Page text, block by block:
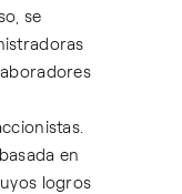
se
en
logros